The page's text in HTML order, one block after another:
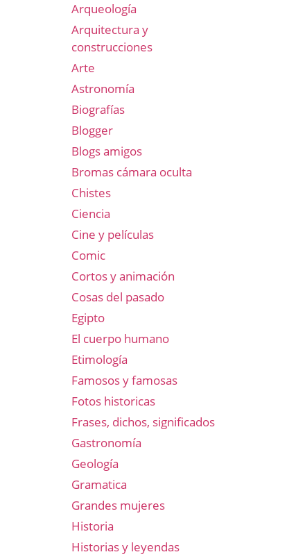
Arqueología
Arquitectura y
construcciones
Arte
Astronomía
Biografías
Blogger
Blogs amigos
Bromas cámara oculta
Chistes
Ciencia
Cine y películas
Comic
Cortos y animación
Cosas del pasado
Egipto
El cuerpo humano
Etimología
Famosos y famosas
Fotos historicas
Frases, dichos, significados
Gastronomía
Geología
Gramatica
Grandes mujeres
Historia
Historias y leyendas